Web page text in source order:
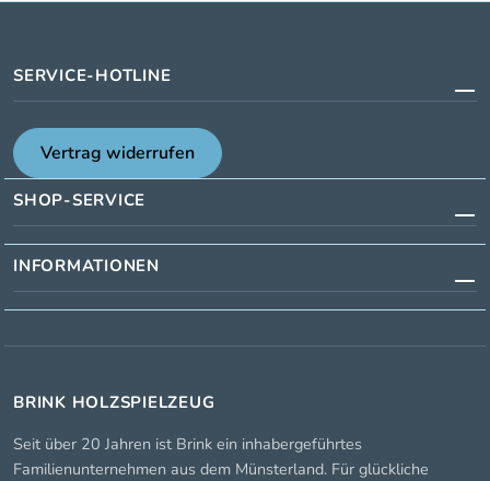
SERVICE-HOTLINE
Vertrag widerrufen
SHOP-SERVICE
INFORMATIONEN
BRINK HOLZSPIELZEUG
Seit über 20 Jahren ist Brink ein inhabergeführtes
Familienunternehmen aus dem Münsterland. Für glückliche